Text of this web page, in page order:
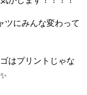
ツにみんな変わって
はプリントじゃな